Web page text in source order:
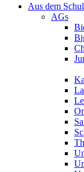
Aus dem
AGs